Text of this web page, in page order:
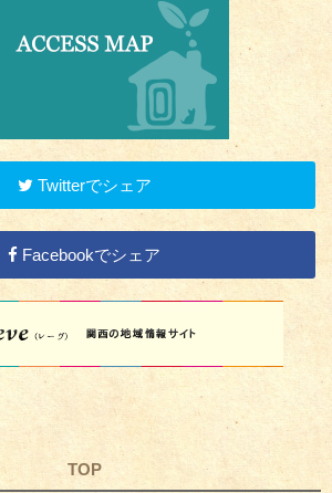
Twitterでシェア
Facebookでシェア
TOP